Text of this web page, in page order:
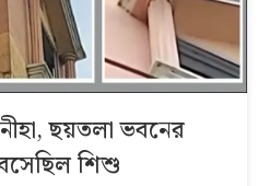
ছয়তলা ভবনের
শিশু